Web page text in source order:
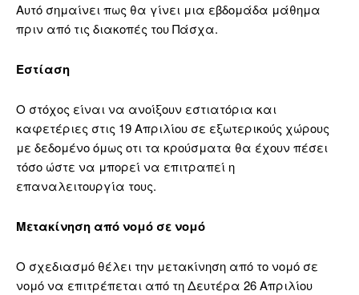
Αυτό σημαίνει πως θα γίνει μια εβδομάδα μάθημα
πριν από τις διακοπές του Πάσχα.
Εστίαση
Ο στόχος είναι να ανοίξουν εστιατόρια και
καφετέριες στις 19 Απριλίου σε εξωτερικούς χώρους
με δεδομένο όμως οτι τα κρούσματα θα έχουν πέσει
τόσο ώστε να μπορεί να επιτραπεί η
επαναλειτουργία τους.
Μετακίνηση από νομό σε νομό
Ο σχεδιασμό θέλει την μετακίνηση από το νομό σε
νομό να επιτρέπεται από τη Δευτέρα 26 Απριλίου